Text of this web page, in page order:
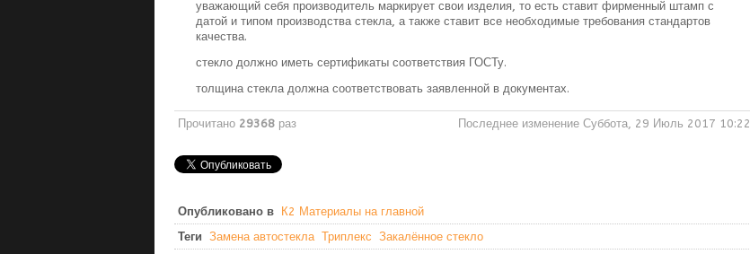
уважающий себя производитель маркирует свои изделия, то есть ставит фирменный штамп с
датой и типом производства стекла, а также ставит все необходимые требования стандартов
качества.
стекло должно иметь сертификаты соответствия ГОСТу.
толщина стекла должна соответствовать заявленной в документах.
Прочитано 29368 раз Последнее изменение Суббота, 29 Июль 2017 10:22
Опубликовано в К2 Материалы на главной
Теги Замена автостекла Триплекс Закалённое стекло